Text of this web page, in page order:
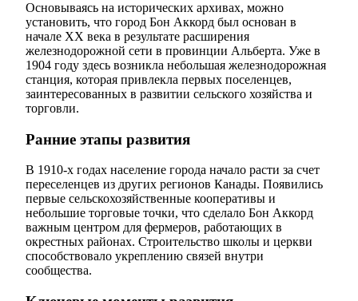
Основываясь на исторических архивах, можно
установить, что город Бон Аккорд был основан в
начале XX века в результате расширения
железнодорожной сети в провинции Альберта. Уже в
1904 году здесь возникла небольшая железнодорожная
станция, которая привлекла первых поселенцев,
заинтересованных в развитии сельского хозяйства и
торговли.
Ранние этапы развития
В 1910-х годах население города начало расти за счет
переселенцев из других регионов Канады. Появились
первые сельскохозяйственные кооперативы и
небольшие торговые точки, что сделало Бон Аккорд
важным центром для фермеров, работающих в
окрестных районах. Строительство школы и церкви
способствовало укреплению связей внутри
сообщества.